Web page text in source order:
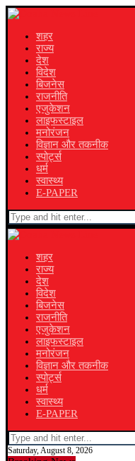
शहर
राज्य
देश
विदेश
बिजनेस
राजनीति
एजुकेशन
लाइफस्टाइल
मनोरंजन
विज्ञान और तकनीक
स्पोर्ट्स
धर्म
स्वास्थ्य
E-PAPER
शहर
राज्य
देश
विदेश
बिजनेस
राजनीति
एजुकेशन
लाइफस्टाइल
मनोरंजन
विज्ञान और तकनीक
स्पोर्ट्स
धर्म
स्वास्थ्य
E-PAPER
Saturday, August 8, 2026